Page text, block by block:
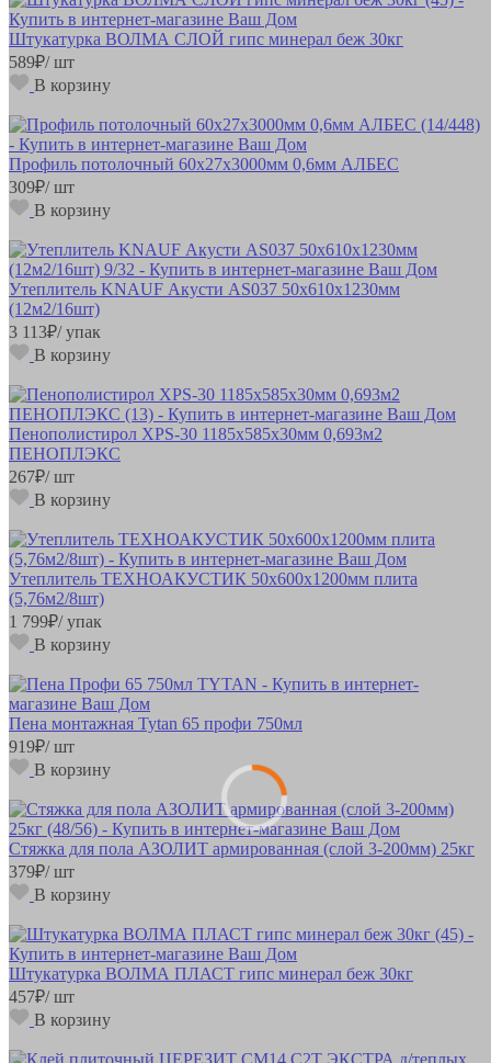
Штукатурка ВОЛМА СЛОЙ гипс минерал беж 30кг
589₽/ шт
В корзину
Профиль потолочный 60х27х3000мм 0,6мм АЛБЕС
309₽/ шт
В корзину
Утеплитель KNAUF Акусти AS037 50х610х1230мм
(12м2/16шт)
3 113₽/ упак
В корзину
Пенополистирол XPS-30 1185х585х30мм 0,693м2
ПЕНОПЛЭКС
267₽/ шт
В корзину
Утеплитель ТЕХНОАКУСТИК 50х600х1200мм плита
(5,76м2/8шт)
1 799₽/ упак
В корзину
Пена монтажная Tytan 65 профи 750мл
919₽/ шт
В корзину
Стяжка для пола АЗОЛИТ армированная (слой 3-200мм) 25кг
379₽/ шт
В корзину
Штукатурка ВОЛМА ПЛАСТ гипс минерал беж 30кг
457₽/ шт
В корзину